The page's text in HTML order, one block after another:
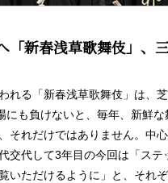
「新春浅草歌舞伎」、
れる「新春浅草歌舞伎」は、
にも負けないと、毎年、新鮮な
それだけではありません。中
交代して3年目の今回は「ステ
いただけるように」と、それ